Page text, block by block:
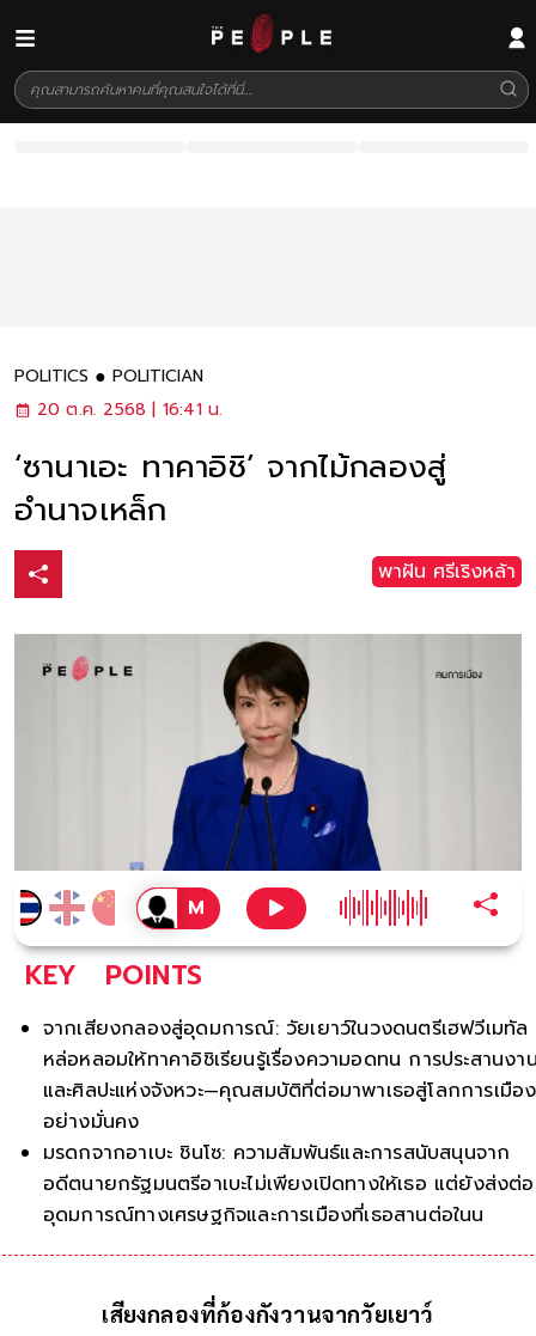
POLITICS
POLITICIAN
20 ต.ค. 2568 | 16:41 น.
‘ซานาเอะ ทาคาอิชิ’ จากไม้กลองสู่
อำนาจเหล็ก
พาฝัน ศรีเริงหล้า
KEY POINTS
จากเสียงกลองสู่อุดมการณ์: วัยเยาว์ในวงดนตรีเฮฟวีเมทัล
หล่อหลอมให้ทาคาอิชิเรียนรู้เรื่องความอดทน การประสานงา
และศิลปะแห่งจังหวะ—คุณสมบัติที่ต่อมาพาเธอสู่โลกการเมือง
อย่างมั่นคง
มรดกจากอาเบะ ชินโซ: ความสัมพันธ์และการสนับสนุนจาก
อดีตนายกรัฐมนตรีอาเบะไม่เพียงเปิดทางให้เธอ แต่ยังส่งต่อ
อุดมการณ์ทางเศรษฐกิจและการเมืองที่เธอสานต่อในนาม